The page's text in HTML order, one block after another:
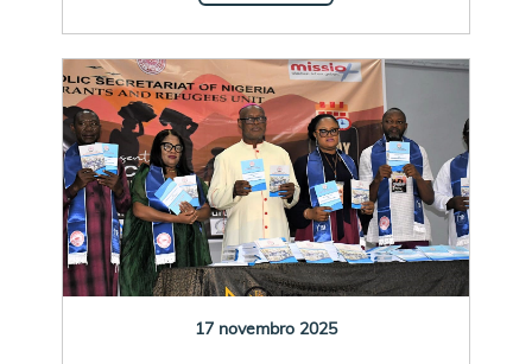
17 novembro 2025